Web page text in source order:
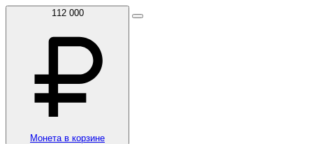
112 000
Монета в корзине